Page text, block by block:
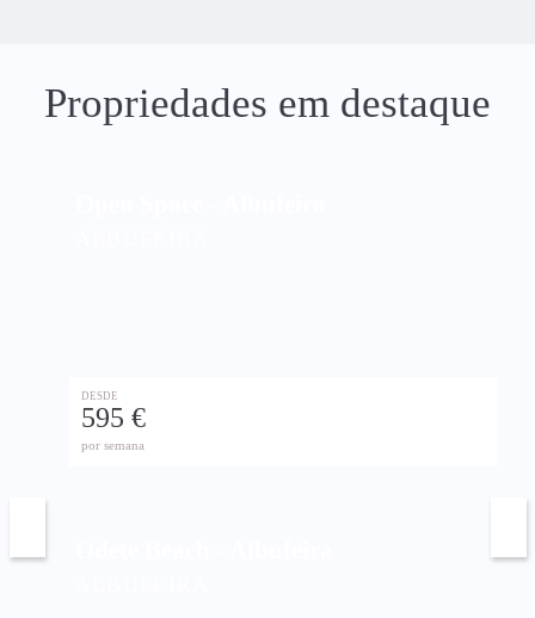
Propriedades em destaque
DESDE
595 €
por semana